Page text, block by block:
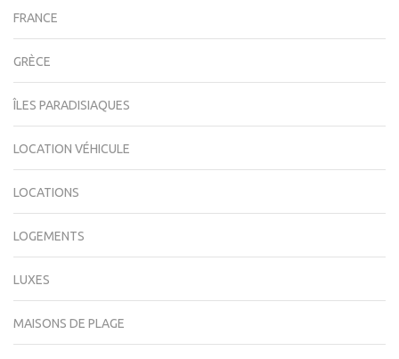
FRANCE
GRÈCE
ÎLES PARADISIAQUES
LOCATION VÉHICULE
LOCATIONS
LOGEMENTS
LUXES
MAISONS DE PLAGE